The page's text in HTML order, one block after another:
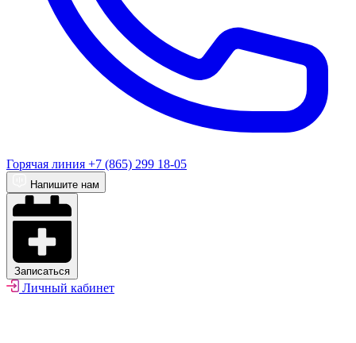
Горячая линия +7 (865) 299 18-05
Напишите нам
Записаться
Личный кабинет